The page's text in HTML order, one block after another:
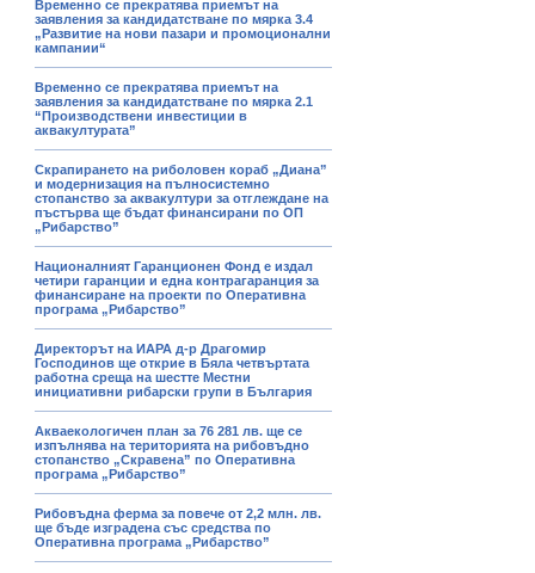
Временно се прекратява приемът на
заявления за кандидатстване по мярка 3.4
„Развитие на нови пазари и промоционални
кампании“
Временно се прекратява приемът на
заявления за кандидатстване по мярка 2.1
“Производствени инвестиции в
аквакултурата”
Скрапирането на риболовен кораб „Диана”
и модернизация на пълносистемно
стопанство за аквакултури за отглеждане на
пъстърва ще бъдат финансирани по ОП
„Рибарство”
Националният Гаранционен Фонд е издал
четири гаранции и една контрагаранция за
финансиране на проекти по Оперативна
програма „Рибарство”
Директорът на ИАРА д-р Драгомир
Господинов ще открие в Бяла четвъртата
работна среща на шестте Местни
инициативни рибарски групи в България
Акваекологичен план за 76 281 лв. ще се
изпълнява на територията на рибовъдно
стопанство „Скравена” по Оперативна
програма „Рибарство”
Рибовъдна ферма за повече от 2,2 млн. лв.
ще бъде изградена със средства по
Оперативна програма „Рибарство”